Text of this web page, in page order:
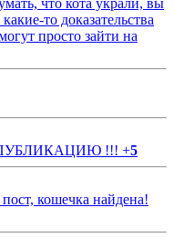
что кота украли, вы
то доказательства
просто зайти на
!!! +5
кошечка найдена!